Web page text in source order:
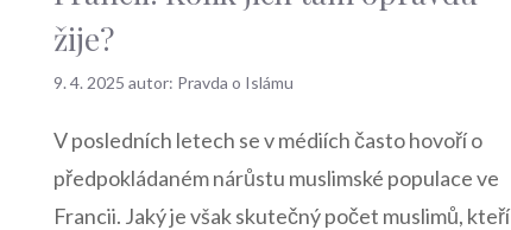
žije?
9. 4. 2025 autor: Pravda o Islámu
V posledních letech se v médiích často hovoří o
předpokládaném nárůstu muslimské populace ve
Francii. Jaký je však skutečný počet muslimů, kteří